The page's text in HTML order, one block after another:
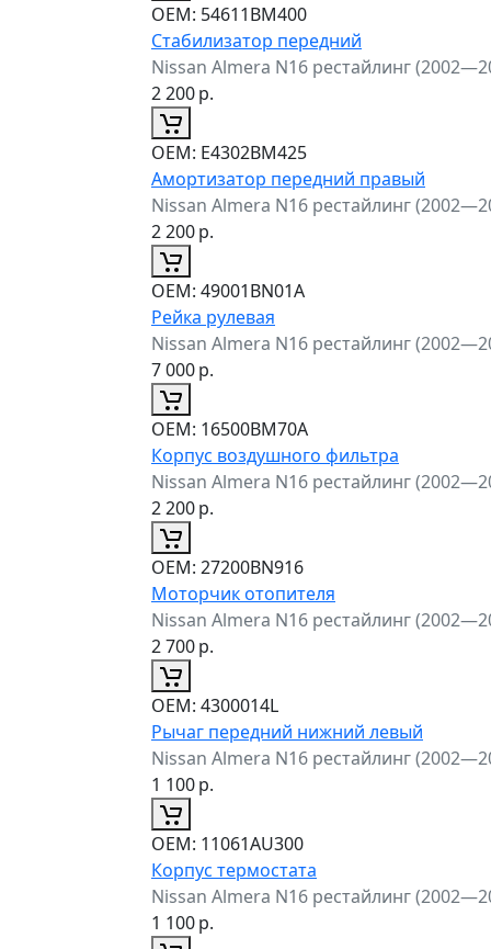
ОЕМ: 54611BM400
Стабилизатор передний
Nissan Almera N16 рестайлинг
2 200р.
ОЕМ: E4302BM425
Амортизатор передний правый
Nissan Almera N16 рестайлинг
2 200р.
ОЕМ: 49001BN01A
Рейка рулевая
Nissan Almera N16 рестайлинг
7 000р.
ОЕМ: 16500BM70A
Корпус воздушного фильтра
Nissan Almera N16 рестайлинг
2 200р.
ОЕМ: 27200BN916
Моторчик отопителя
Nissan Almera N16 рестайлинг
2 700р.
ОЕМ: 4300014L
Рычаг передний нижний левый
Nissan Almera N16 рестайлинг
1 100р.
ОЕМ: 11061AU300
Корпус термостата
Nissan Almera N16 рестайлинг
1 100р.